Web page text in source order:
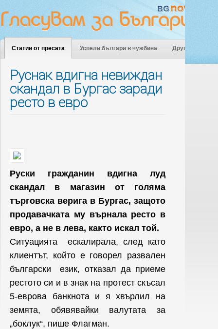
Статии от пресата Успели българи в чужбина Други
Руснак вдигна невиждан
скандал в Бургас заради
ресто в евро
Руски гражданин вдигна луд
скандал в магазин от голяма
търговска верига в Бургас, защото
продавачката му върнала ресто в
евро, а не в лева, както искал той.
Ситуацията ескалирала, след като
клиентът, който е говорел развален
български език, отказал да приеме
рестото си и в знак на протест скъсал
5-еврова банкнота и я хвърлил на
земята, обявявайки валутата за
„боклук“, пише Флагман.